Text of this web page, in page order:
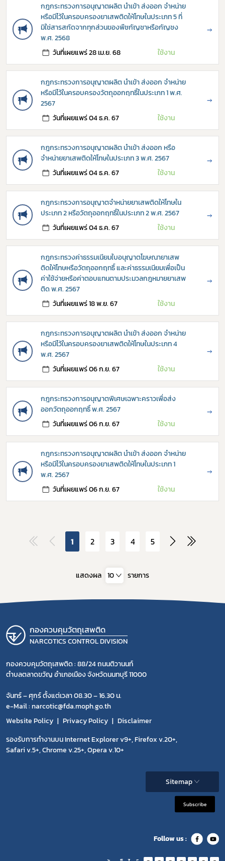
กฎกระทรวงการอนุญาตผลิต นำเข้า ส่งออก จำหน่าย
หรือมีไว้ในครอบครองยาเสพติดให้โทษในประเภท 5 ที่
มิใช่สารสกัดจากทุกส่วนของพืชกัญชาหรือกัญชง
พ.ศ. 2568
วันที่เผยแพร่ 28 เม.ย. 68
ใช้งาน
→
กฎกระทรวงการอนุญาตผลิต นำเข้า ส่งออก จำหน่าย
หรือมีไว้ในครอบครองวัตถุออกฤทธิ์ในประเภท 1 พ.ศ.
2567
วันที่เผยแพร่ 04 ธ.ค. 67
ใช้งาน
→
กฎกระทรวงการอนุญาตผลิต นำเข้า ส่งออก หรือ
จำหน่ายยาเสพติดให้โทษในประเภท 3 พ.ศ. 2567
วันที่เผยแพร่ 04 ธ.ค. 67
ใช้งาน
→
กฎกระทรวงการอนุญาตจำหน่ายยาเสพติดให้โทษใน
ประเภท 2 หรือวัตถุออกฤทธิ์ในประเภท 2 พ.ศ. 2567
วันที่เผยแพร่ 04 ธ.ค. 67
ใช้งาน
→
กฎกระทรวงค่าธรรมเนียมใบอนุญาตโฆษณายาเสพ
ติดให้โทษหรือวัตถุออกฤทธิ์ และค่าธรรมเนียมเพื่อเป็น
ค่าใช้จ่ายหรือค่าตอบแทนตามประมวลกฎหมายยาเสพ
ติด พ.ศ. 2567
วันที่เผยแพร่ 18 พ.ย. 67
ใช้งาน
→
กฎกระทรวงการอนุญาตผลิต นำเข้า ส่งออก จำหน่าย
หรือมีไว้ในครอบครองยาเสพติดให้โทษในประเภท 4
พ.ศ. 2567
วันที่เผยแพร่ 06 ก.ย. 67
ใช้งาน
→
กฎกระทรวงการอนุญาตพิเศษเฉพาะคราวเพื่อส่ง
ออกวัตถุออกฤทธิ์ พ.ศ. 2567
วันที่เผยแพร่ 06 ก.ย. 67
ใช้งาน
→
กฎกระทรวงการอนุญาตผลิต นำเข้า ส่งออก จำหน่าย
หรือมีไว้ในครอบครองยาเสพติดให้โทษในประเภท 1
พ.ศ. 2567
วันที่เผยแพร่ 06 ก.ย. 67
ใช้งาน
→
1 2 3 4 5
แสดงผล 10 รายการ
กองควบคุมวัตถุเสพติด
NARCOTICS CONTROL DIVISION
กองควบคุมวัตถุเสพติด : 88/24 ถนนติวานนท์
ตำบลตลาดขวัญ อำเภอเมือง จังหวัดนนทบุรี 11000
จันทร์ – ศุกร์ ตั้งแต่เวลา 08.30 – 16.30 น.
e-Mail : narcotic@fda.moph.go.th
Website Policy
Privacy Policy
Disclaimer
รองรับการทำงานบน Internet Explorer v9+, Firefox v.20+,
Safari v.5+, Chrome v.25+, Opera v.10+
Sitemap
Subscribe
Follow us :
Subscribe
เลือกหัวข้อที่ท่านต้องการ Subscribe
กฎหมาย
การขออนุญาต
ข่าวประชาสัมพันธ์